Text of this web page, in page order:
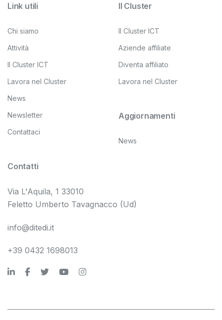
Link utili
Chi siamo
Attività
Il Cluster ICT
Lavora nel Cluster
News
Newsletter
Contattaci
Il Cluster
Il Cluster ICT
Aziende affiliate
Diventa affiliato
Lavora nel Cluster
Aggiornamenti
News
Contatti
Via L'Aquila, 1 33010
Feletto Umberto Tavagnacco (Ud)
info@ditedi.it
+39 0432 1698013